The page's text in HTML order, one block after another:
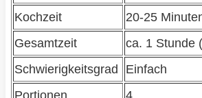
Kochzeit
20-25
Gesamtzeit
ca. 1 Stunde
Schwierigkeitsgrad
Einfach